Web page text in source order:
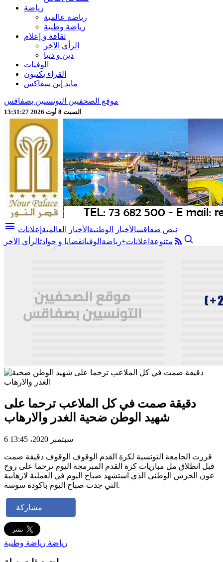
رياضة
رياضة عالمية
رياضة وطنية
ثقافة و إعلام
الرأي الآخر
دين و دنيا
الوفيات
القراء يكتبون
مايد إين سفاكس
موقع الصحفيين التونسيين بصفاقس
السبت 8 أوت 2026 13:31:29
menu نبض صفاقسالأخبار الوطنية الأخبار العالمية إعلانات
متنوعة اعلانات+رياضة الوفياتقضايا و حوادثالرأي الآخر
دقيقة صمت في كل الملاعب ترحما على
شهيد الوطن ضحية الغدر والارهاب
6 سبتمبر 2020، 13:45
قررت الجامعة التونسية لكرة القدم الوقوف الوقوف دقيقة صمت
قبل انطلاق مل مباريات كرة القدم المبرمجة اليوم ترحما على روح
عون الحرس الوطني الذي استشهد صباح اليوم في العملية لارهابية
التي جدت صباح اليوم باكودة سوسة.
مشاركة
رياضة رياضة وطنية